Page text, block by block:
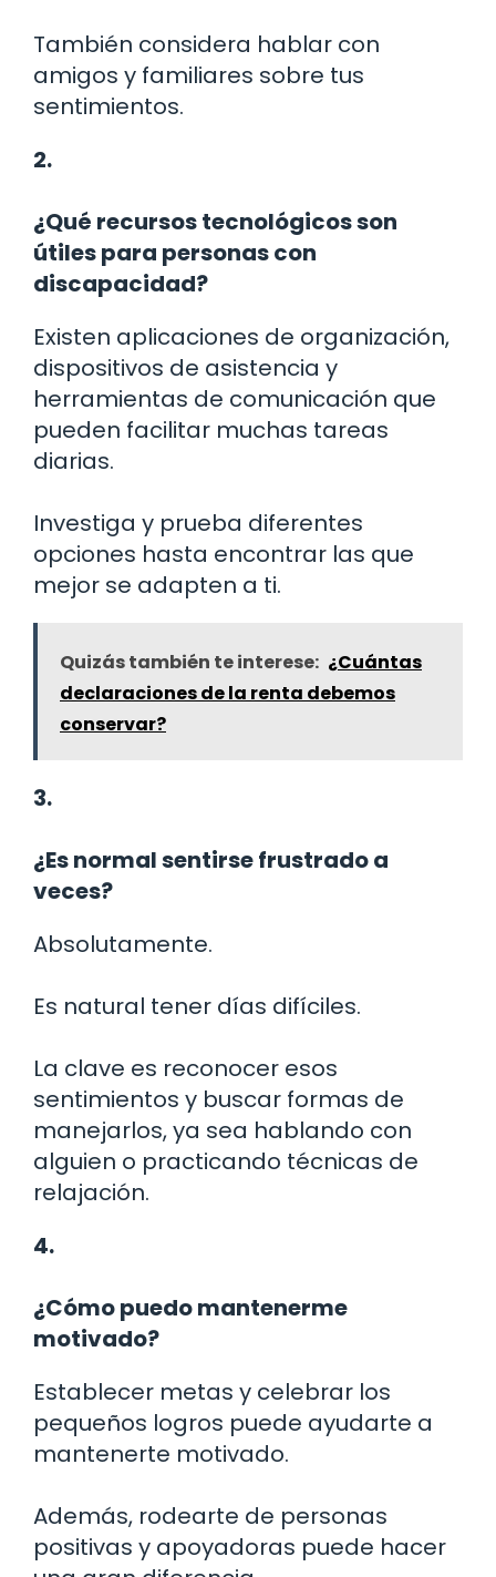
También considera hablar con
amigos y familiares sobre tus
sentimientos.
2.
¿Qué recursos tecnológicos son
útiles para personas con
discapacidad?
Existen aplicaciones de organización,
dispositivos de asistencia y
herramientas de comunicación que
pueden facilitar muchas tareas
diarias.
Investiga y prueba diferentes
opciones hasta encontrar las que
mejor se adapten a ti.
Quizás también te interese: ¿Cuántas
declaraciones de la renta debemos
conservar?
3.
¿Es normal sentirse frustrado a
veces?
Absolutamente.
Es natural tener días difíciles.
La clave es reconocer esos
sentimientos y buscar formas de
manejarlos, ya sea hablando con
alguien o practicando técnicas de
relajación.
4.
¿Cómo puedo mantenerme
motivado?
Establecer metas y celebrar los
pequeños logros puede ayudarte a
mantenerte motivado.
Además, rodearte de personas
positivas y apoyadoras puede hacer